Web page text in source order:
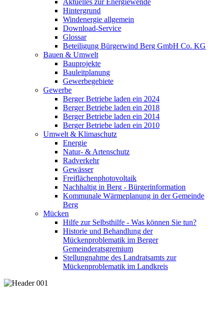
Aktuelles zur Energiewende
Hintergrund
Windenergie allgemein
Download-Service
Glossar
Beteiligung Bürgerwind Berg GmbH Co. KG
Bauen & Umwelt
Bauprojekte
Bauleitplanung
Gewerbegebiete
Gewerbe
Berger Betriebe laden ein 2024
Berger Betriebe laden ein 2018
Berger Betriebe laden ein 2014
Berger Betriebe laden ein 2010
Umwelt & Klimaschutz
Energie
Natur- & Artenschutz
Radverkehr
Gewässer
Freiflächenphotovoltaik
Nachhaltig in Berg - Bürgerinformation
Kommunale Wärmeplanung in der Gemeinde
Berg
Mücken
Hilfe zur Selbsthilfe - Was können Sie tun?
Historie und Behandlung der
Mückenproblematik im Berger
Gemeinderatsgremium
Stellungnahme des Landratsamts zur
Mückenproblematik im Landkreis